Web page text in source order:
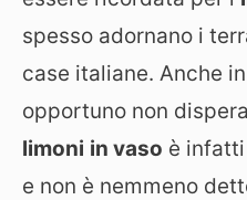
spesso adornano i
case italiane. Anche
opportuno non
limoni in vaso è
e non è nemmeno